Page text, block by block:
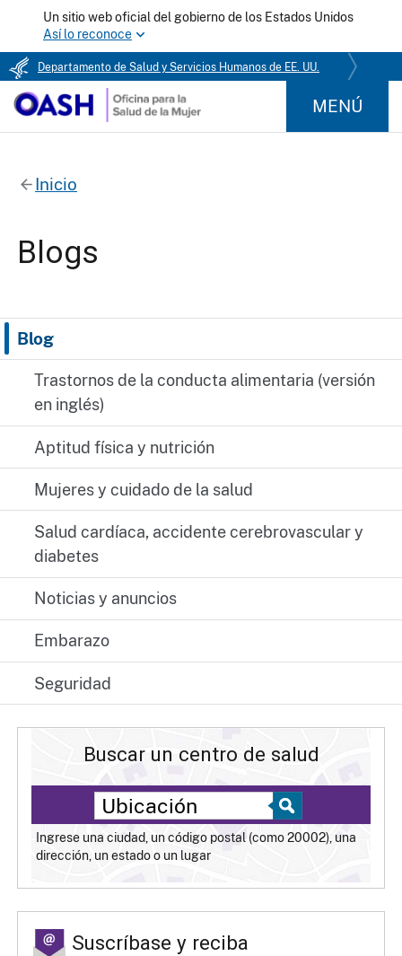
Un sitio web oficial del gobierno de los Estados Unidos
Así lo reconoce
Departamento de Salud y Servicios Humanos de EE. UU.
MENÚ
Inicio
Blog
Trastornos de la conducta alimentaria (versión
en inglés)
Aptitud física y nutrición
Mujeres y cuidado de la salud
Salud cardíaca, accidente cerebrovascular y
diabetes
Noticias y anuncios
Embarazo
Seguridad
Buscar un centro de salud
Ingrese una ciudad, un código postal (como 20002), una
dirección, un estado o un lugar
Suscríbase y reciba
Blogs